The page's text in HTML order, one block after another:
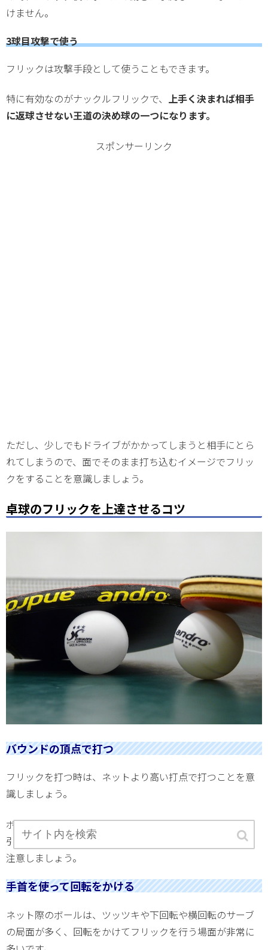
けません。
3球目攻撃で使う
フリックは攻撃手段として使うこともできます。
特に有効なのがナックルフリックで、 上手く決まれば相手
に返球させない王道の決め球の一つになります。
スポンサーリンク
ただし、少しでもドライブがかかってしまうと相手にとら
れてしまうので、面でそのまま打ち込むイメージでフリッ
クをすることを意識しましょう。
卓球のフリックを上達させるコツ
バウンドの頂点で打つ
フリックを打つ時は、ネットより高い打点で打つことを意
識しましょう。
ボールが上がりきらない状態で打ってしまうと、ネットに
引っかかったり、勢いの弱いレシーブになってしまうので
注意しましょう。
手首を使って回転をかける
ネット際のボールは、ツッツキや下回転や横回転のサーブ
の局面が多く、回転をかけてフリックを行う場面が非常に